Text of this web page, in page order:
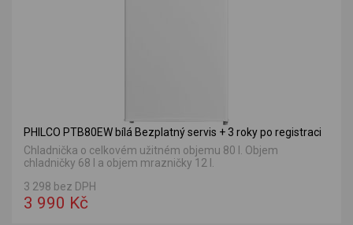
PHILCO PTB80EW bílá Bezplatný servis + 3 roky po registraci
Chladnička o celkovém užitném objemu 80 l. Objem
chladničky 68 l a objem mrazničky 12 l.
3 298 bez DPH
3 990 Kč